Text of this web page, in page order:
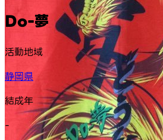
Do-夢
活動地域
静岡県
結成年
-